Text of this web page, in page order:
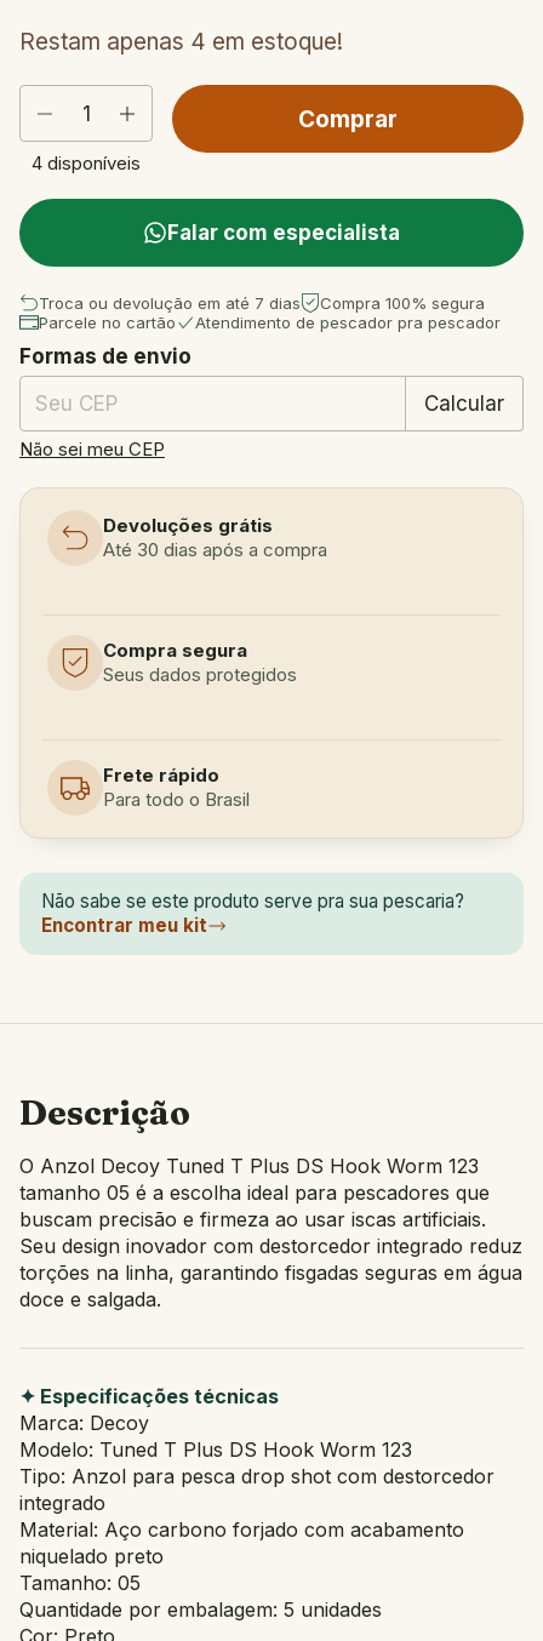
Restam apenas 4 em estoque!
4 disponíveis
Falar com especialista
Troca ou devolução em até 7 dias
Compra 100% segura
Parcele no cartão
Atendimento de pescador pra pescador
Entregas para o CEP:
Formas de envio
Calcular
Não sei meu CEP
Devoluções grátis
Até 30 dias após a compra
Compra segura
Seus dados protegidos
Frete rápido
Para todo o Brasil
Não sabe se este produto serve pra sua pescaria?
Encontrar meu kit
Descrição
O Anzol Decoy Tuned T Plus DS Hook Worm 123
tamanho 05 é a escolha ideal para pescadores que
buscam precisão e firmeza ao usar iscas artificiais.
Seu design inovador com destorcedor integrado reduz
torções na linha, garantindo fisgadas seguras em água
doce e salgada.
✦ Especificações técnicas
Marca: Decoy
Modelo: Tuned T Plus DS Hook Worm 123
Tipo: Anzol para pesca drop shot com destorcedor
integrado
Material: Aço carbono forjado com acabamento
niquelado preto
Tamanho: 05
Quantidade por embalagem: 5 unidades